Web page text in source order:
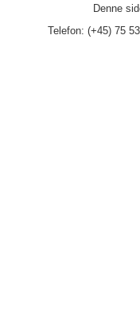
Denne
Telefon: (+45) 75